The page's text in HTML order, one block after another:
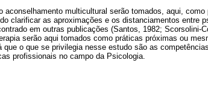
multicultural serão tomados, aqui,
clarificar as aproximações e os distanciamentos entre
em outras publicações (Santos, 1982; Scorsolini-
serão aqui tomados como práticas próximas ou
que o que se privilegia nesse estudo são as
profissionais no campo da Psicologia.